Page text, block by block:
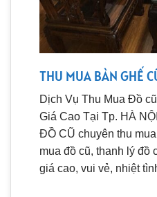
THU MUA BÀN GHẾ
Dịch Vụ Thu Mua Đồ
Giá Cao Tại Tp. HÀ
ĐỒ CŨ chuyên thu
mua đồ cũ, thanh lý đồ
giá cao, vui vẻ, nhiệt